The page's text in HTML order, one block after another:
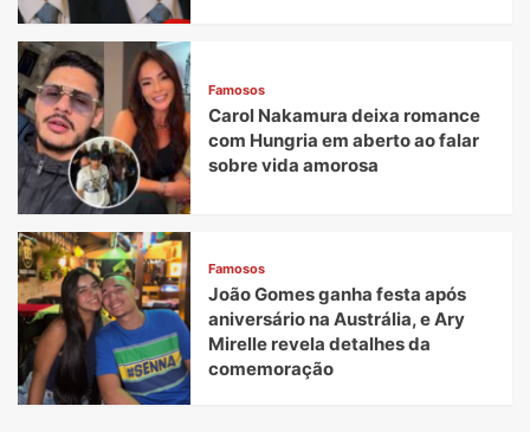
Famosos
Carol Nakamura deixa romance
com Hungria em aberto ao falar
sobre vida amorosa
Famosos
João Gomes ganha festa após
aniversário na Austrália, e Ary
Mirelle revela detalhes da
comemoração